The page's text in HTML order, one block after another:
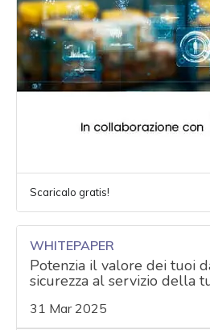
Scaricalo gratis!
WHITEPAPER
Potenzia il valore dei tuoi
sicurezza al servizio della
31 Mar 2025